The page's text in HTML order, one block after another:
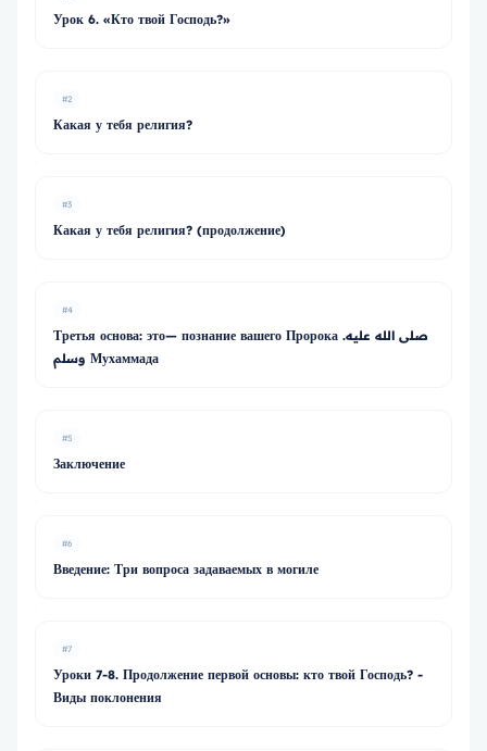
Урок 6. «Кто твой Господь?»
#2
Какая у тебя религия?
#3
Какая у тебя религия? (продолжение)
#4
Третья основа: это— познание вашего Пророка .صلى الله عليه
وسلم Мухаммада
#5
Заключение
#6
Введение: Три вопроса задаваемых в могиле
#7
Уроки 7-8. Продолжение первой основы: кто твой Господь? -
Виды поклонения